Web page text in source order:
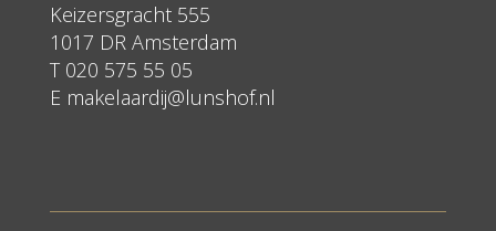
Keizersgracht 555
1017 DR Amsterdam
T 020 575 55 05
E makelaardij@lunshof.nl